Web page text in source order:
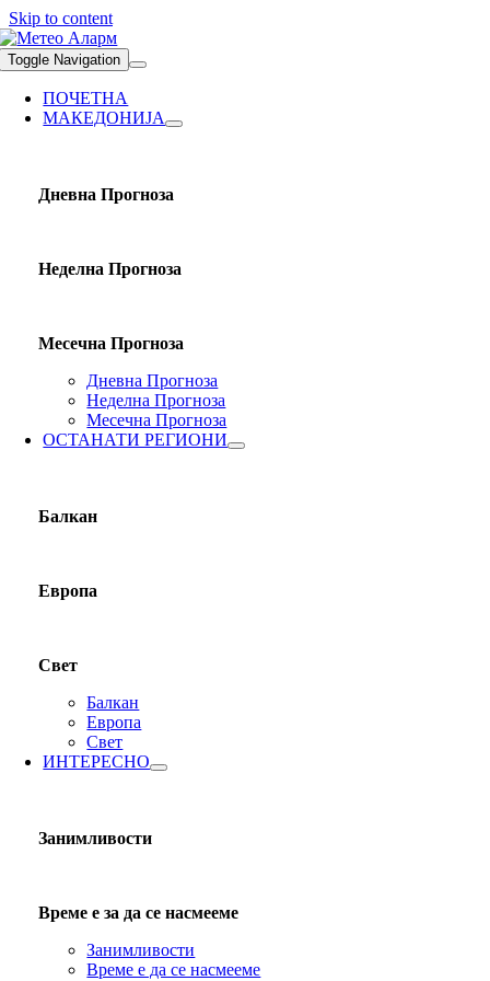
Skip to content
Toggle Navigation
ПОЧЕТНА
МАКЕДОНИЈА
Дневна Прогноза
Неделна Прогноза
Месечна Прогноза
Дневна Прогноза
Неделна Прогноза
Месечна Прогноза
ОСТАНАТИ РЕГИОНИ
Балкан
Европа
Свет
Балкан
Европа
Свет
ИНТЕРЕСНО
Занимливости
Време е за да се насмееме
Занимливости
Време е да се насмееме